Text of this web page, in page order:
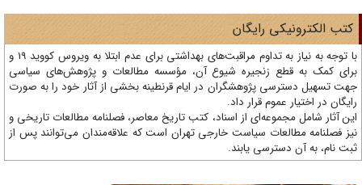
الکترونیکی رایگان
با توجه به نیاز به تداوم مراقبت‌های بهداشتی برای عدم ابتلا به ویروس کووید 19 و
کمک به قطع زنجیره شیوع آن، مؤسسه مطالعات و پژوهش‌های سیاسی
تسهیل دسترسی پژوهشگران در ایام قرنطینه بخشی از آثار خود را به صورت
در اختیار عموم قرار داد.
آثار شامل مجموعه‌ای از اسناد، کتب تاریخ معاصر، فصلنامه‌ مطالعات تاریخی و
فصلنامه مطالعات سیاست خارجی تهران است که علاقه‌مندان می‌توانند پس از
نام، به آن دسترسی یابند.